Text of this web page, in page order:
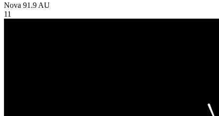
Nova 91.9 AU
11